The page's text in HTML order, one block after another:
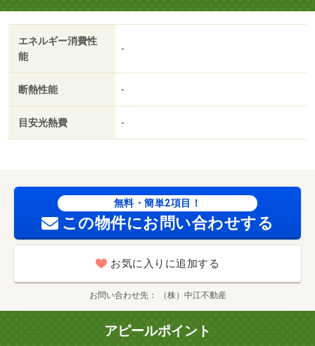
ト９９０円／月・敷金・礼金・保証人不要。ペット飼育
可・ネット無料。
エネルギー消費性
能
-
断熱性能 -
目安光熱費 -
無料・簡単2項目！
この物件にお問い合わせする
お気に入りに追加する
お問い合わせ先 （株）中江不動産
アピールポイント